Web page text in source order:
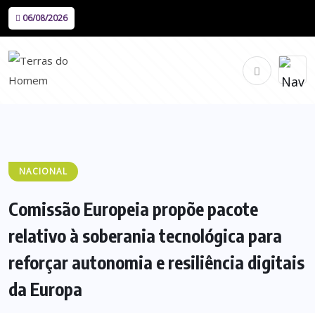
06/08/2026
NACIONAL
Comissão Europeia propõe pacote
relativo à soberania tecnológica para
reforçar autonomia e resiliência digitais
da Europa